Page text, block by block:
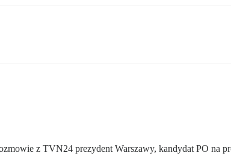
z TVN24 prezydent Warszawy, kandydat PO na